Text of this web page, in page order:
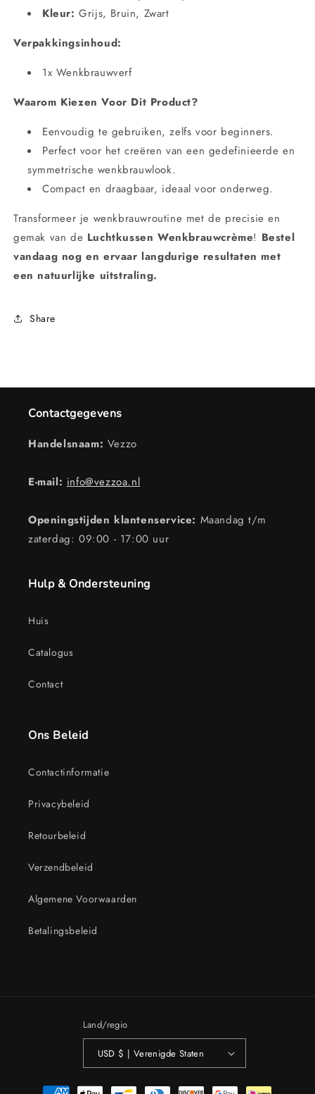
Kleur: Grijs, Bruin, Zwart
Verpakkingsinhoud:
1x Wenkbrauwverf
Waarom Kiezen Voor Dit Product?
Eenvoudig te gebruiken, zelfs voor beginners.
Perfect voor het creëren van een gedefinieerde en
symmetrische wenkbrauwlook.
Compact en draagbaar, ideaal voor onderweg.
Transformeer je wenkbrauwroutine met de precisie en
gemak van de Luchtkussen Wenkbrauwcrème! Bestel
vandaag nog en ervaar langdurige resultaten met
een natuurlijke uitstraling.
Share
Contactgegevens
Handelsnaam: Vezzo
E-mail: info@vezzoa.nl
Openingstijden klantenservice: Maandag t/m
zaterdag: 09:00 - 17:00 uur
Hulp & Ondersteuning
Huis
Catalogus
Contact
Ons Beleid
Contactinformatie
Privacybeleid
Retourbeleid
Verzendbeleid
Algemene Voorwaarden
Betalingsbeleid
Land/regio
USD $ | Verenigde Staten
Betaalmethoden